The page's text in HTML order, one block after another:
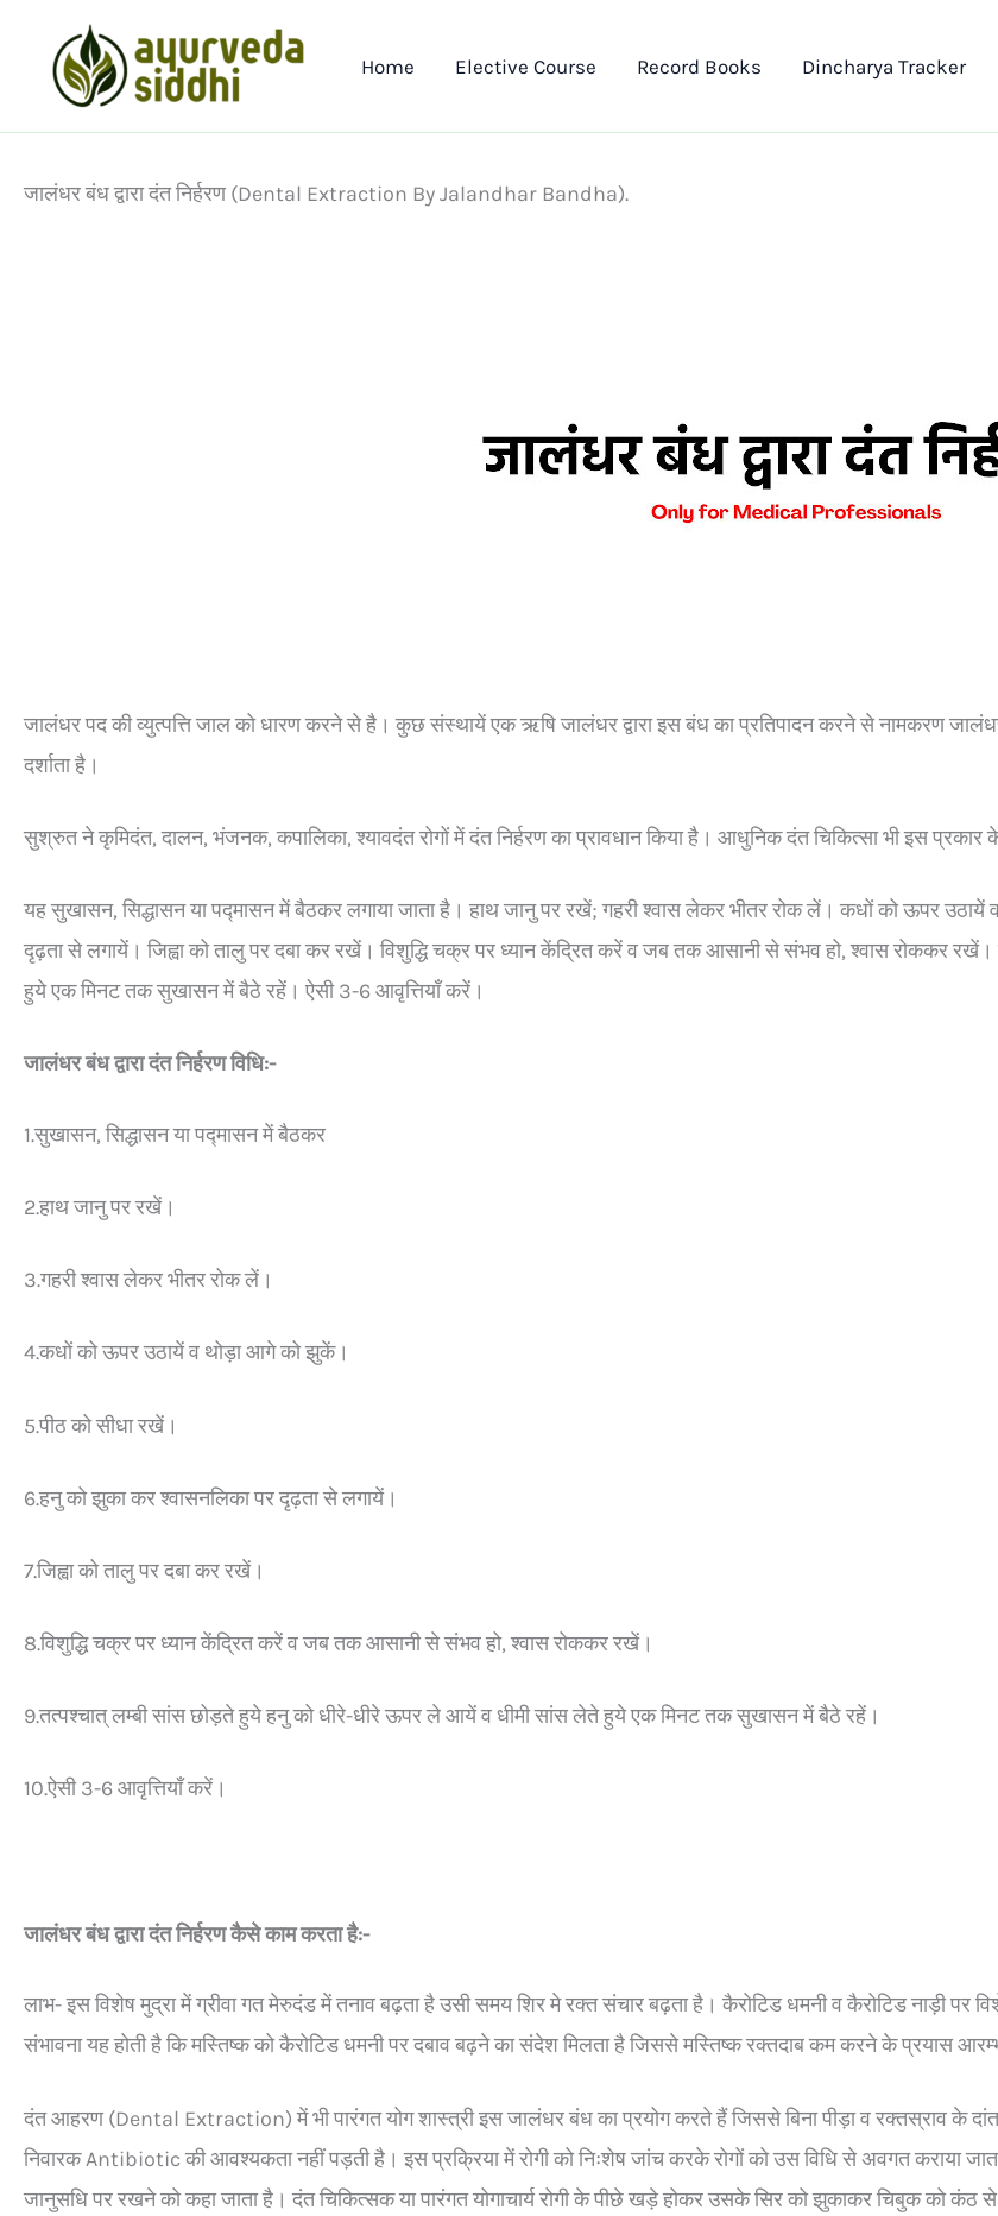
content
Home Elective Course Record Books Dincharya Tracker
जालंधर बंध द्वारा दंत निर्हरण (Dental Extraction By Jalandhar Bandha).
जालंधर पद की व्युत्पत्ति जाल को धारण करने से है। कुछ संस्थायें एकऋषि जालंधरद्वारा इस बंध का प्रतिपादन करने से नामकरण
दर्शाता है।
सुश्रुत ने कृमिदंत, दालन, भंजनक, कपालिका, श्यावदंत रोगों में दंत निर्हरण का प्रावधान किया है। आधुनिक दंत चिकित्सा भी इस प्रकार के
यह सुखासन, सिद्धासन या पद्मासन में बैठकर लगाया जाता है। हाथ जानु पर रखें; गहरी श्वास लेकर भीतर रोक लें। कधों को ऊपर
दृढ़ता से लगायें। जिह्वा को तालु पर दबा कर रखें। विशुद्धि चक्र पर ध्यान केंद्रित करें व जब तक आसानी से संभव हो, श्वास रोककर
हुये एक मिनट तक सुखासन में बैठे रहें। ऐसी 3-6 आवृत्तियाँ करें।
जालंधर बंध द्वारा दंत निर्हरण विधि:-
1.सुखासन, सिद्धासन या पद्मासन में बैठकर
2.हाथ जानु पर रखें।
3.गहरी श्वास लेकर भीतर रोक लें।
4.कधों को ऊपर उठायें व थोड़ा आगे को झुकें।
5.पीठ को सीधा रखें।
6.हनु को झुका कर श्वासनलिका पर दृढ़ता से लगायें।
7.जिह्वा को तालु पर दबा कर रखें।
8.विशुद्धि चक्र पर ध्यान केंद्रित करें व जब तक आसानी से संभव हो, श्वास रोककर रखें।
9.तत्पश्चात् लम्बी सांस छोड़ते हुये हनु को धीरे-धीरे ऊपर ले आयें व धीमी सांस लेते हुये एक मिनट तक सुखासन में बैठे रहें।
10.ऐसी 3-6 आवृत्तियाँ करें।
जालंधर बंध द्वारा दंत निर्हरण कैसे काम करता है:-
लाभ- इस विशेष मुद्रा में ग्रीवा गत मेरुदंड में तनाव बढ़ता है उसी समय शिर मे रक्त संचार बढ़ता है। कैरोटिड धमनी व कैरोटिड नाड़ी
संभावना यह होती है कि मस्तिष्क को कैरोटिड धमनी पर दबाव बढ़ने का संदेश मिलता है जिससे मस्तिष्क रक्तदाब कम करने के प्रयास
दंत आहरण (Dental Extraction) में भी पारंगत योग शास्त्री इस जालंधर बंध का प्रयोग करते हैं जिससे बिना पीड़ा व रक्तस्राव के
निवारक Antibiotic की आवश्यकता नहीं पड़ती है। इस प्रक्रिया में रोगी को निःशेष जांच करके रोगों को उस विधि से अवगत कराया
जानुसधि पर रखने को कहा जाता है। दंत चिकित्सक या पारंगत योगाचार्य रोगी के पीछे खड़े होकर उसके सिर को झुकाकर चिबुक को